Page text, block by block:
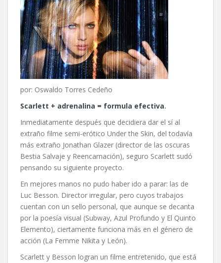
por: Oswaldo Torres Cedeño
Scarlett + adrenalina = formula efectiva.
Inmediatamente después que decidiera dar el sí al
extraño filme semi-erótico Under the Skin, del todavía
más extraño Jonathan Glazer (director de las oscuras
Bestia Salvaje y Reencarnación), seguro Scarlett sudó
pensando su siguiente proyecto.
En mejores manos no pudo haber ido a parar: las de
Luc Besson. Director irregular, pero cuyos trabajos
cuentan con un sello personal, que aunque se decanta
por la poesía visual (Subway, Azul Profundo y El Quinto
Elemento), ciertamente funciona más en el género de
acción (La Femme Nikita y León).
Scarlett y Besson logran un filme entretenido, que está